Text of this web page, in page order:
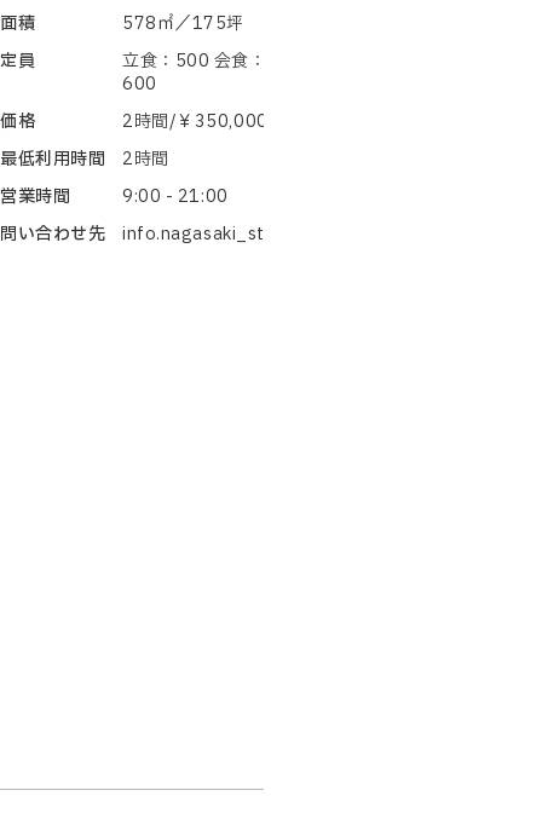
面積
578㎡／175坪
定員
立食：500 会食：250 スクール：320 シアター：
600
価格
2時間/￥350,000～
最低利用時間
2時間
営業時間
9:00 - 21:00
問い合わせ先
info.nagasaki_stay@rio-hotels.co.jp